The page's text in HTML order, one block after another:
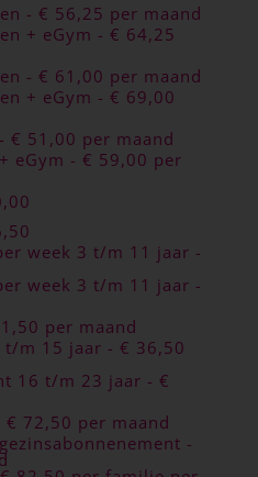
- € 56,25 per maand
+ eGym - € 64,25
- € 61,00 per maand
+ eGym - € 69,00
€ 51,00 per maand
eGym - € 59,00 per
week 3 t/m 11 jaar -
week 3 t/m 11 jaar -
per maand
t/m 15 jaar - € 36,50
16 t/m 23 jaar - €
72,50 per maand
-